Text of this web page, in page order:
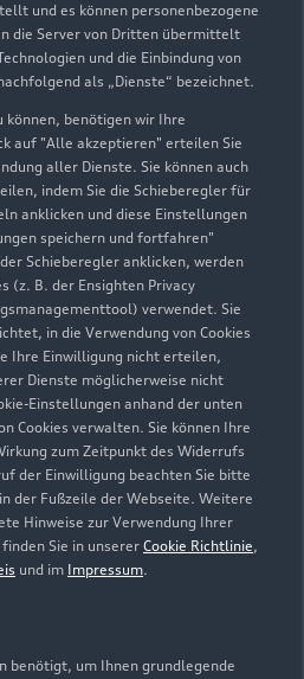
und es können personenbezogene
die Server von Dritten übermittelt
und die Einbindung von
als „Dienste“ bezeichnet.
können, benötigen wir Ihre
auf "Alle akzeptieren" erteilen Sie
aller Dienste. Sie können auch
indem Sie die Schieberegler für
anklicken und diese Einstellungen
speichern und fortfahren"
Schieberegler anklicken, werden
(z. B. der Ensighten Privacy
verwendet. Sie
in die Verwendung von Cookies
Ihre Einwilligung nicht erteilen,
Dienste möglicherweise nicht
Einstellungen anhand der unten
Cookies verwalten. Sie können Ihre
zum Zeitpunkt des Widerrufs
der Einwilligung beachten Sie bitte
der Fußzeile der Webseite. Weitere
Hinweise zur Verwendung Ihrer
Sie in unserer Cookie Richtlinie,
und im Impressum.
benötigt, um Ihnen grundlegende
amMontag 08:00
amMontag 07:00
amMontag 07:00
Zurück nach oben